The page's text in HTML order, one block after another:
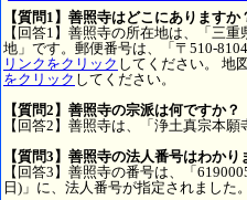
【質問1】善照寺はどこにありますか
【回答1】善照寺の所在地は、「三
地」です。郵便番号は、「〒510-
リンクをクリック してください。 地
をクリック してください。
【質問2】善照寺の宗派は何ですか？
【回答2】善照寺は、「浄土真宗本願
【質問3】善照寺の法人番号はわかり
【回答3】善照寺の番号は、「
日)」に、法人番号が指定されました。